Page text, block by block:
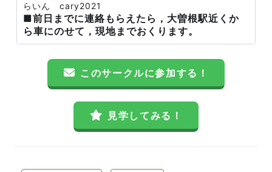
らいん cary2021
■前日までに連絡もらえたら，大曽根駅近くか
ら車にのせて，現地までおくります。
このサークルに参加する！
見学してみる！